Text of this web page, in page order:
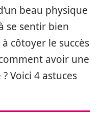
beau physique
se sentir bien
côtoyer le succès
avoir une
Voici 4 astuces